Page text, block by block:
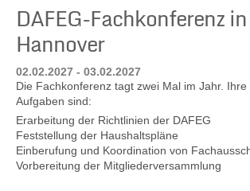
DAFEG-Fachkonferenz in
Hannover
02.02.2027 - 03.02.2027
Die Fachkonferenz tagt zwei Mal im Jahr. Ihre
Aufgaben sind:
Erarbeitung der Richtlinien der DAFEG
Feststellung der Haushaltspläne
Einberufung und Koordination von
Vorbereitung der Mitgliederversammlung